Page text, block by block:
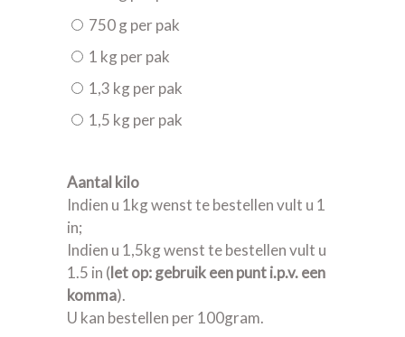
750 g per pak
1 kg per pak
1,3 kg per pak
1,5 kg per pak
Aantal kilo
Indien u 1kg wenst te bestellen vult u 1
in;
Indien u 1,5kg wenst te bestellen vult u
1.5 in (let op: gebruik een punt i.p.v. een
komma).
U kan bestellen per 100gram.